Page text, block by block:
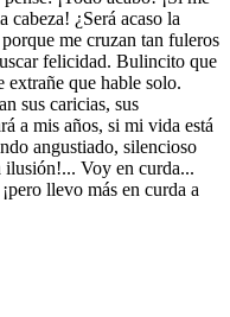
cabeza! ¿Será acaso la
me cruzan tan fuleros
felicidad. Bulincito que
extrañe que hable solo.
sus caricias, sus
a mis años, si mi vida está
angustiado, silencioso
ilusión!... Voy en curda...
llevo más en curda a